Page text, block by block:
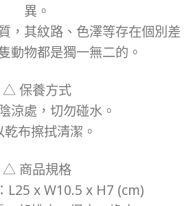
異。
，其紋路、色澤等存在個別差
動物都是獨一無二的。
△ 保養方式
涼處，切勿碰水。
乾布擦拭清潔。
△ 商品規格
L25 x W10.5 x H7 (cm)